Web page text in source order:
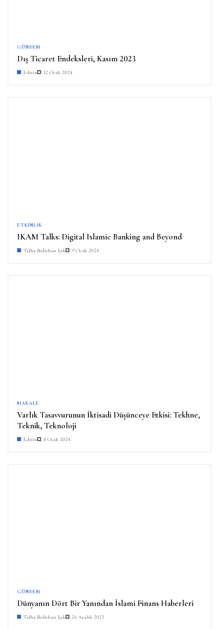
GÜNDEM
Dış Ticaret Endeksleri, Kasım 2023
Editör 12 Ocak 2024
ETKINLIK
IKAM Talks: Digital Islamic Banking and Beyond
Talha Bedirhan Işık 9 Ocak 2024
MAKALE
Varlık Tasavvurunun İktisadi Düşünceye Etkisi: Tekhne,
Teknik, Teknoloji
Editör 8 Ocak 2024
GÜNDEM
Dünyanın Dört Bir Yanından İslami Finans Haberleri
Talha Bedirhan Işık 26 Aralık 2023